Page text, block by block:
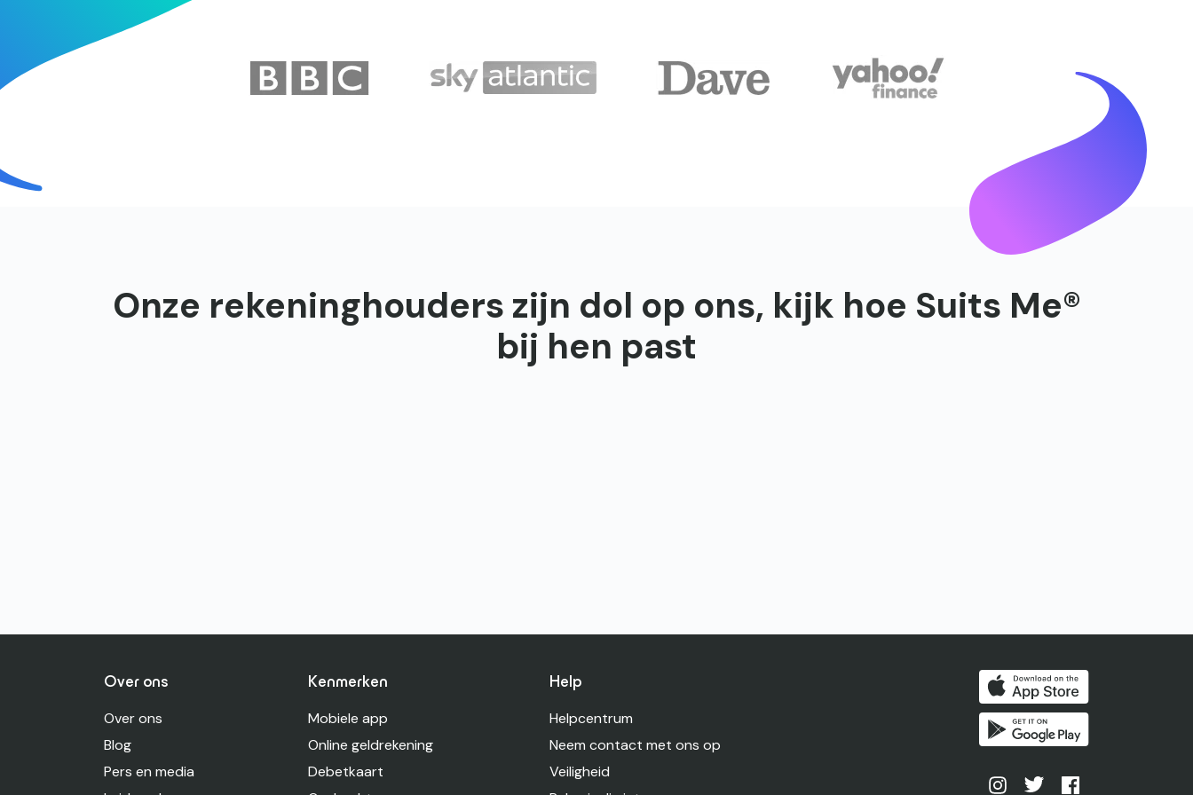
Onze rekeninghouders zijn dol op ons, kijk hoe Suits Me®
bij hen past
Over ons
Over ons
Blog
Pers en media
Kenmerken
Mobiele app
Online geldrekening
Debetkaart
Help
Helpcentrum
Neem contact met ons op
Veiligheid